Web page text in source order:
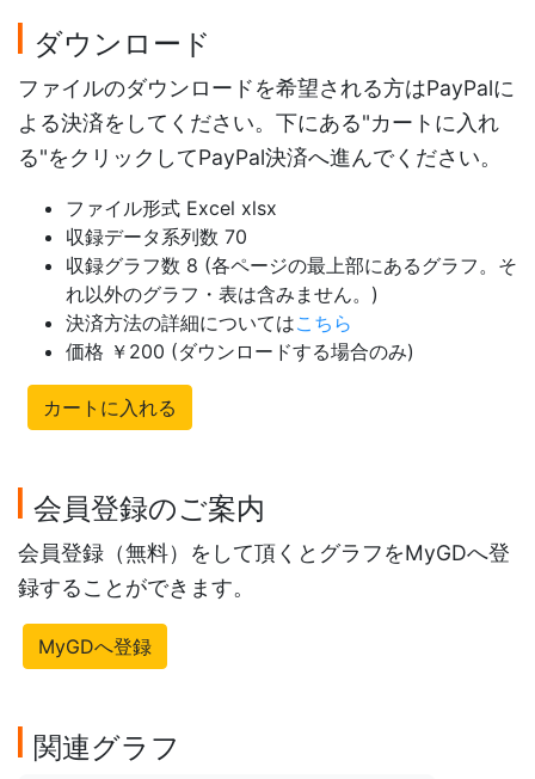
ダウンロード
ファイルのダウンロードを希望される方はPayPalに
よる決済をしてください。下にある"カートに入れ
る"をクリックしてPayPal決済へ進んでください。
ファイル形式 Excel xlsx
収録データ系列数 70
収録グラフ数 8 (各ページの最上部にあるグラフ。そ
れ以外のグラフ・表は含みません。)
決済方法の詳細についてはこちら
価格 ￥200 (ダウンロードする場合のみ)
カートに入れる
会員登録のご案内
会員登録（無料）をして頂くとグラフをMyGDへ登
録することができます。
MyGDへ登録
関連グラフ